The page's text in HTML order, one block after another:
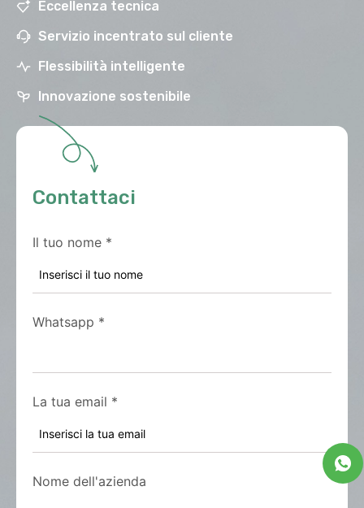
Eccellenza tecnica
Servizio incentrato sul cliente
Flessibilità intelligente
Innovazione sostenibile
Contattaci
Il tuo nome *
Whatsapp *
La tua email *
Nome dell'azienda